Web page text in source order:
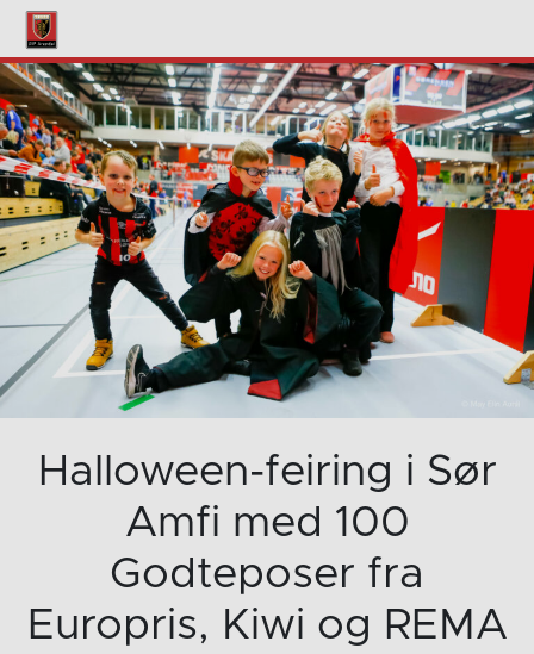
Halloween-feiring i Sør
Amfi med 100
Godteposer fra
Europris, Kiwi og REMA